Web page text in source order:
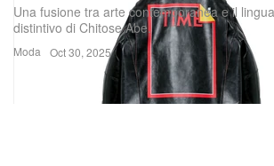
Moda
Una fusione tra arte contemporanea e il
distintivo di Chitose Abe.
Oct 30, 2025